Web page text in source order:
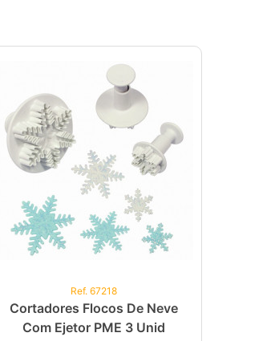
Ref. 67218
Cortadores Flocos De Neve
Com Ejetor PME 3 Unid